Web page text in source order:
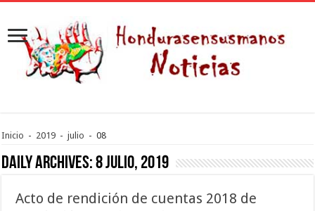
Inicio - 2019 - julio - 08
Daily Archives:8 julio, 2019
Acto de rendición de cuentas 2018 de